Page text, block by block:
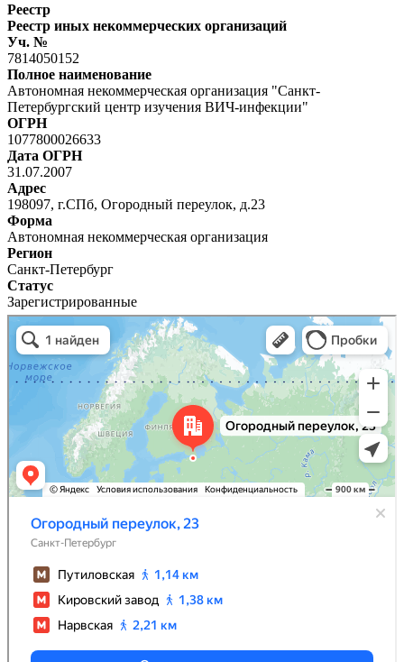
Реестр
Реестр иных некоммерческих организаций
Уч. №
7814050152
Полное наименование
Автономная некоммерческая организация "Санкт-
Петербургский центр изучения ВИЧ-инфекции"
ОГРН
1077800026633
Дата ОГРН
31.07.2007
Адрес
198097, г.СПб, Огородный переулок, д.23
Форма
Автономная некоммерческая организация
Регион
Санкт-Петербург
Статус
Зарегистрированные